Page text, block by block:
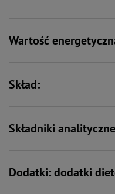
Wartość
Skład:
Składniki
Dodatki: dodatki